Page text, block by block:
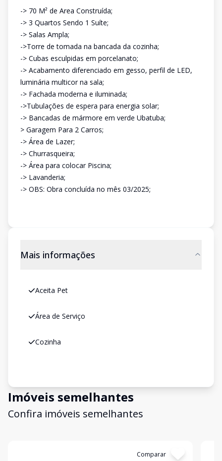
-> 70 M² de Area Construída;
-> 3 Quartos Sendo 1 Suíte;
-> Salas Ampla;
->Torre de tomada na bancada da cozinha;
-> Cubas esculpidas em porcelanato;
-> Acabamento diferenciado em gesso, perfil de LED,
luminária multicor na sala;
-> Fachada moderna e iluminada;
->Tubulações de espera para energia solar;
-> Bancadas de mármore em verde Ubatuba;
> Garagem Para 2 Carros;
-> Área de Lazer;
-> Churrasqueira;
-> Área para colocar Piscina;
-> Lavanderia;
-> OBS: Obra concluída no mês 03/2025;
Mais informações
Aceita Pet
Área de Serviço
Cozinha
Imóveis semelhantes
Confira imóveis semelhantes
Comparar